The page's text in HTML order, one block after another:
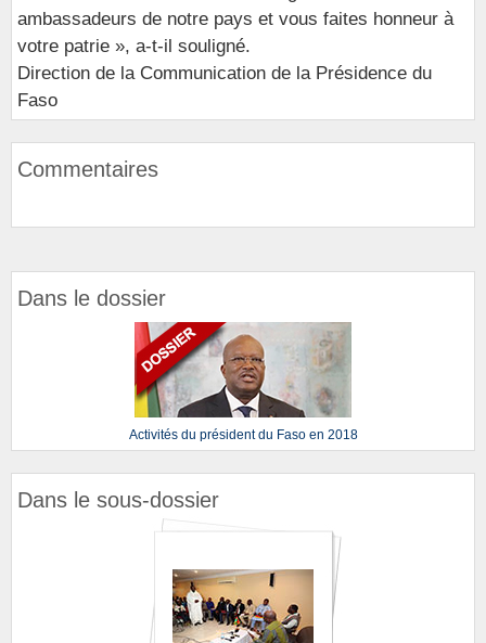
ambassadeurs de notre pays et vous faites honneur à
votre patrie », a-t-il souligné.
Direction de la Communication de la Présidence du
Faso
Commentaires
Dans le dossier
Activités du président du Faso en 2018
Dans le sous-dossier